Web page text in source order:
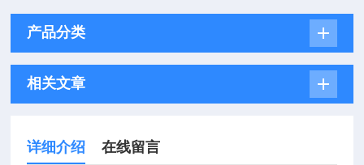
产品分类
相关文章
详细介绍 在线留言